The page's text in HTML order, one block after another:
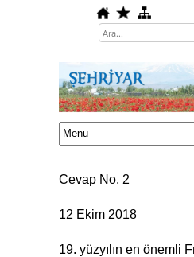
Cevap No. 2
12 Ekim 2018
19. yüzyılın en önemli